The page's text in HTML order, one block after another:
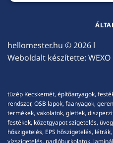
hellomester.hu © 2026 l
Weboldalt készítette: WEXO
tüzép Kecskemét, építőanyagok,
rendszer, OSB lapok, faanyagok,
termékek, vakolatok, glettek,
festékek, kőzetgyapot szigetelés,
hőszigetelés, EPS hőszigetelés,
vízszigetelés, padlóburkolatok,